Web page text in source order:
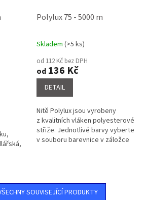
Polylux 75 - 5000 m
Průměrné
hodnocení
produktu
je
5,0
hvězdiček.
Skladem (>5 ks)
od 112 Kč bez DPH
od 136 Kč
DETAIL
Nitě Polylux jsou vyrobeny
z kvalitních vláken polyesterové
střiže. Jednotlivé barvy vyberte
v souboru barevnice v záložce
SOUVISEJÍCÍ PRODUKTY